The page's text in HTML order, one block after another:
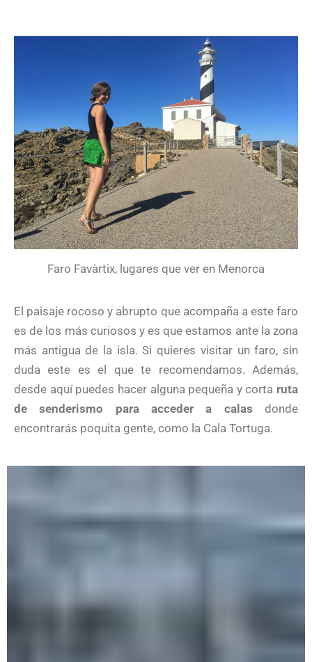
Faro Favàrtix, lugares que ver en Menorca
El paisaje rocoso y abrupto que acompaña a este faro
es de los más curiosos y es que estamos ante la zona
más antigua de la isla. Si quieres visitar un faro, sin
duda este es el que te recomendamos. Además,
desde aquí puedes hacer alguna pequeña y corta ruta
de senderismo para acceder a calas donde
encontrarás poquita gente, como la Cala Tortuga.